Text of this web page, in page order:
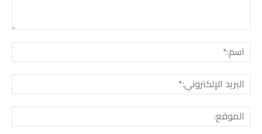
التعليق: